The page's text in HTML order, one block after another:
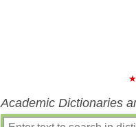
Academic Dictionaries